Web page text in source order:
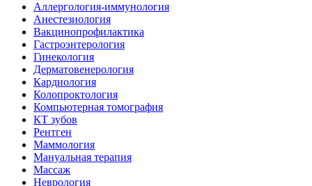
Аллергология-иммунология
Анестезиология
Вакцинопрофилактика
Гастроэнтерология
Гинекология
Дерматовенерология
Кардиология
Колопроктология
Компьютерная томография
КТ зубов
Рентген
Маммология
Мануальная терапия
Массаж
Неврология